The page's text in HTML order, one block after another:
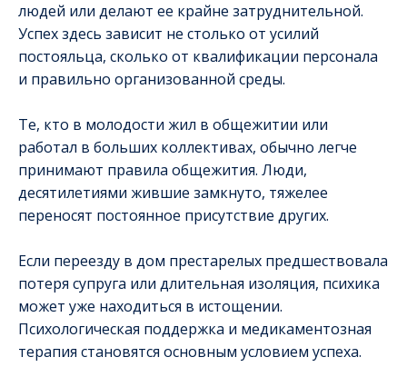
людей или делают ее крайне затруднительной.
Успех здесь зависит не столько от усилий
постояльца, сколько от квалификации персонала
и правильно организованной среды.
Те, кто в молодости жил в общежитии или
работал в больших коллективах, обычно легче
принимают правила общежития. Люди,
десятилетиями жившие замкнуто, тяжелее
переносят постоянное присутствие других.
Если переезду в дом престарелых предшествовала
потеря супруга или длительная изоляция, психика
может уже находиться в истощении.
Психологическая поддержка и медикаментозная
терапия становятся основным условием успеха.